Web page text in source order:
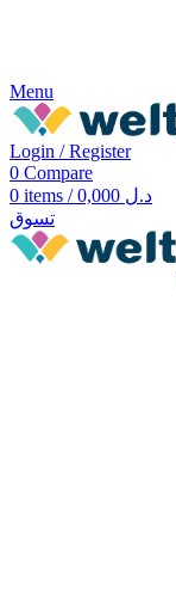
Menu
Login / Register
0 Compare
0 items / د.ل
تسوق